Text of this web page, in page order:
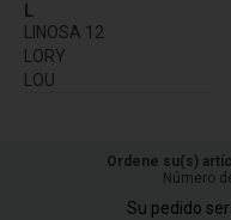
L
LINOSA 12
LORY
LOU
Ordene su(s)
Número
Su pedido